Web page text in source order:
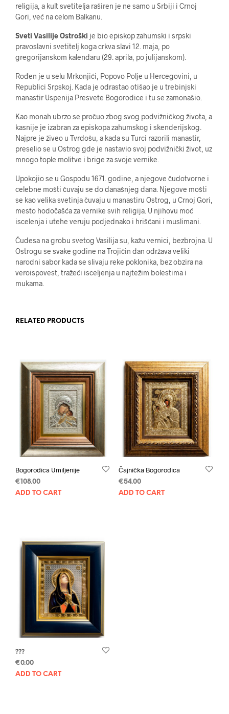
religija, a kult svetitelja raširen je ne samo u Srbiji i Crnoj
Gori, već na celom Balkanu.
Sveti Vasilije Ostroški je bio episkop zahumski i srpski
pravoslavni svetitelj koga crkva slavi 12. maja, po
gregorijanskom kalendaru (29. aprila, po julijanskom).
Rođen je u selu Mrkonjići, Popovo Polje u Hercegovini, u
Republici Srpskoj. Kada je odrastao otišao je u trebinjski
manastir Uspenija Presvete Bogorodice i tu se zamonašio.
Kao monah ubrzo se pročuo zbog svog podvižničkog života, a
kasnije je izabran za episkopa zahumskog i skenderijskog.
Najpre je živeo u Tvrdošu, a kada su Turci razorili manastir,
preselio se u Ostrog gde je nastavio svoj podvižnički život, uz
mnogo tople molitve i brige za svoje vernike.
Upokojio se u Gospodu 1671. godine, a njegove čudotvorne i
celebne mošti čuvaju se do današnjeg dana. Njegove mošti
se kao velika svetinja čuvaju u manastiru Ostrog, u Crnoj Gori,
mesto hodočašća za vernike svih religija. U njihovu moć
iscelenja i utehe veruju podjednako i hrišćani i muslimani.
Čudesa na grobu svetog Vasilija su, kažu vernici, bezbrojna. U
Ostrogu se svake godine na Trojičin dan održava veliki
narodni sabor kada se slivaju reke poklonika, bez obzira na
veroispovest, tražeći isceljenja u najtežim bolestima i
mukama.
RELATED PRODUCTS
Bogorodica Umiljenije
€ 108.00
ADD TO CART
Čajnička Bogorodica
€54.00
ADD TO CART
???
€0.00
ADD TO CART